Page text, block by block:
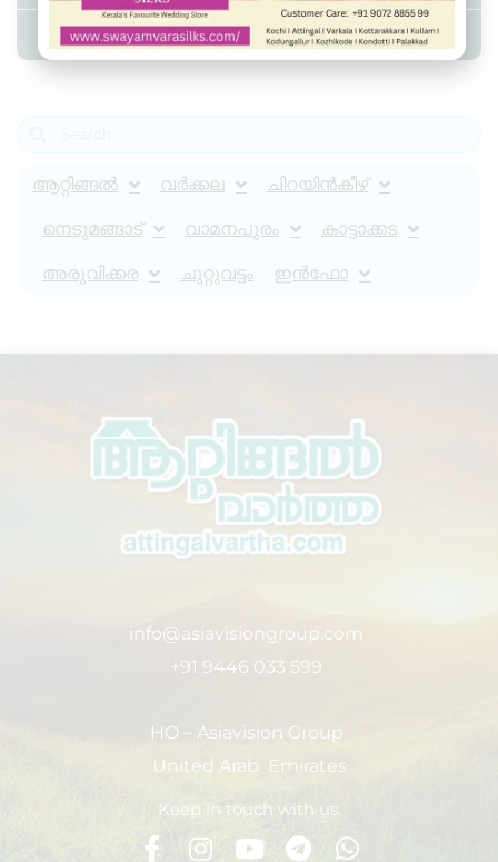
Admin YS June 19, 2026 8:34 pm
ആറ്റിങ്ങൽ വർക്കല ചിറയിൻകീഴ്
നെടുമങ്ങാട് വാമനപുരം കാട്ടാക്കട
അരുവിക്കര ചുറ്റുവട്ടം ഇൻഫോ
info@asiavisiongroup.com
+91 9446 033 599
HO – Asiavision Group
United Arab Emirates
Keep in touch with us.